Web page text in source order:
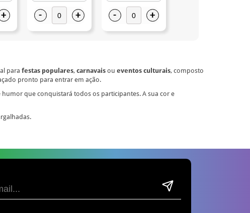
+ - + - +
para festas populares, carnavais ou eventos culturais, composto
pronto para entrar em ação.
que conquistará todos os participantes. A sua cor e